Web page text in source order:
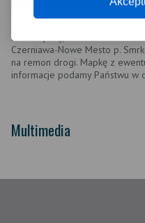
informujemy, że od dnia 4
Czerniawa-Nowe Mesto p.
na remon drogi. Mapkę z
informacje podamy Państwu w
Multimedia